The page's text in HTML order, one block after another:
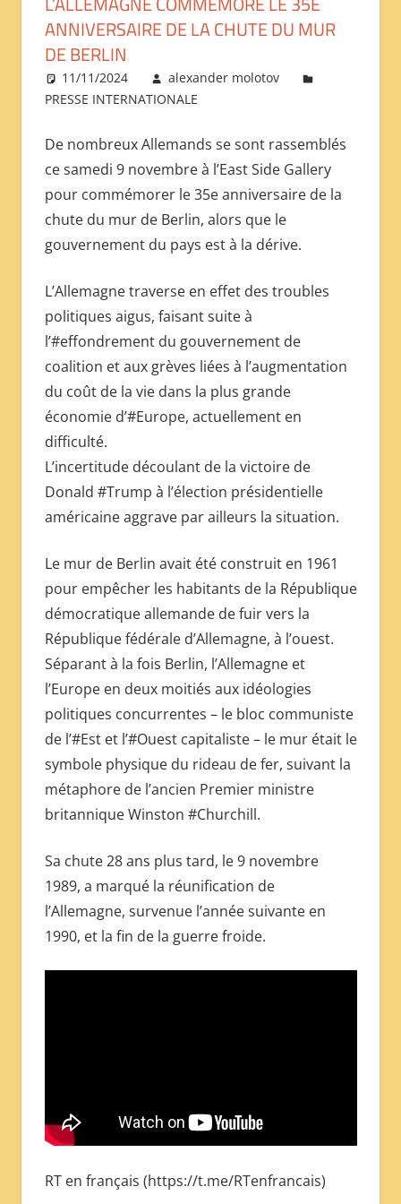
МЕЖДУНАРОДНОЙ
ПРЕССЫ
ANNIVERSAIRE DE LA CHUTE DU MUR
DE BERLIN
11/11/2024
alexander molotov
PRESSE INTERNATIONALE
De nombreux Allemands se sont rassemblés
ce samedi 9 novembre à l’East Side Gallery
pour commémorer le 35e anniversaire de la
chute du mur de Berlin, alors que le
gouvernement du pays est à la dérive.
L’Allemagne traverse en effet des troubles
politiques aigus, faisant suite à
l’#effondrement du gouvernement de
coalition et aux grèves liées à l’augmentation
du coût de la vie dans la plus grande
économie d’#Europe, actuellement en
difficulté.
L’incertitude découlant de la victoire de
Donald #Trump à l’élection présidentielle
américaine aggrave par ailleurs la situation.
Le mur de Berlin avait été construit en 1961
pour empêcher les habitants de la République
démocratique allemande de fuir vers la
République fédérale d’Allemagne, à l’ouest.
Séparant à la fois Berlin, l’Allemagne et
l’Europe en deux moitiés aux idéologies
politiques concurrentes – le bloc communiste
de l’#Est et l’#Ouest capitaliste – le mur était le
symbole physique du rideau de fer, suivant la
métaphore de l’ancien Premier ministre
britannique Winston #Churchill.
Sa chute 28 ans plus tard, le 9 novembre
1989, a marqué la réunification de
l’Allemagne, survenue l’année suivante en
1990, et la fin de la guerre froide.
RT en français (https://t.me/RTenfrancais)